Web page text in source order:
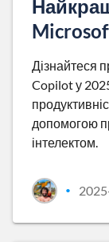
Дізнайтеся
Copilot у
допомогою
інтелектом.
•